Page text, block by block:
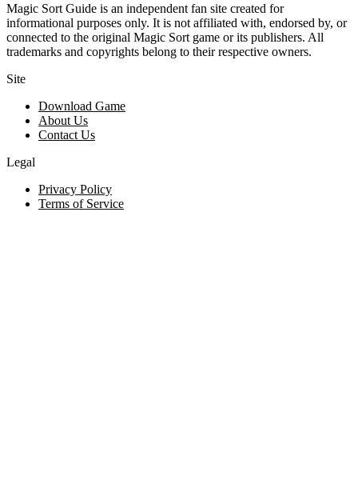
Magic Sort Guide is an independent fan site created for
informational purposes only. It is not affiliated with, endorsed by, or
connected to the original Magic Sort game or its publishers. All
trademarks and copyrights belong to their respective owners.
Site
Download Game
About Us
Contact Us
Legal
Privacy Policy
Terms of Service